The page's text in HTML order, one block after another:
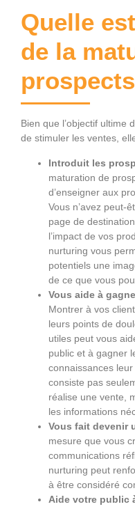
Quelle
de la
Bien que l’objectif ultime
de stimuler les ventes,
Introduit les
maturation de
d’enseigner aux
Vous n’avez peut-
page de
l’impact de vos
nurturing vous
potentiels une
de ce que vous
Vous aide à
Montrer à vos
leurs points de
utiles peut vous
public et à gagner
connaissances
consiste pas
réalise une vente,
les informations
Vous fait devenir
mesure que vous
communications
nurturing peut
à être considéré
Aide votre public